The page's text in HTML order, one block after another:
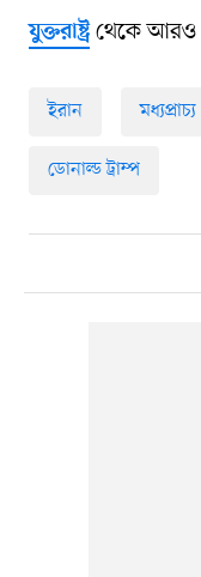
যুক্তরাষ্ট্রথেকে
ইরান মধ্যপ্রাচ্য
ডোনাল্ড ট্রাম্প